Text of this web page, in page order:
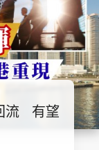
流 有望